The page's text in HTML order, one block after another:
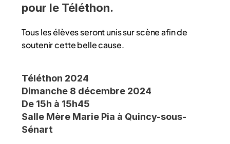
pour le Téléthon.
Tous les élèves seront unis sur scène afin de
soutenir cette belle cause.
Téléthon 2024
Dimanche 8 décembre 2024
De 15h à 15h45
Salle Mère Marie Pia à Quincy-sous-
Sénart